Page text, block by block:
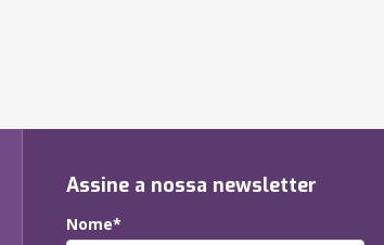
Assine a nossa newsletter
Nome*